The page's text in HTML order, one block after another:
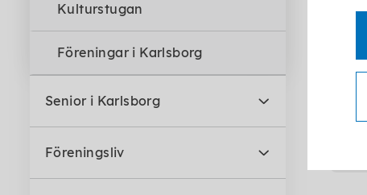
Kulturstugan
Föreningar i Karlsborg
Senior i Karlsborg
Föreningsliv